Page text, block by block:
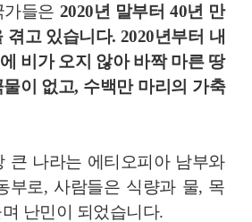
들은 2020년 말부터 40년 만
겪고 있습니다. 2020년부터 내
비가 오지 않아 바짝 마른 땅
이 없고, 수백만 마리의 가축
큰 나라는 에티오피아 남부와
부로, 사람들은 식량과 물, 목
난민이 되었습니다.